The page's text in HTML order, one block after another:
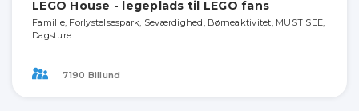
LEGO House - legeplads til LEGO fans
Familie, Forlystelsespark, Seværdighed, Børneaktivitet, MUST SEE,
Dagsture
7190 Billund